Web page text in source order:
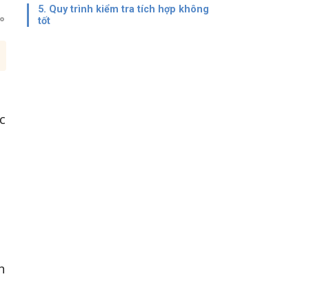
5. Quy trình kiểm tra tích hợp không
tốt